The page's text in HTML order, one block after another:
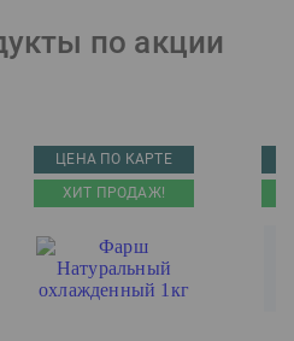
по акции
ЦЕНА ПО КАРТЕ
ХИТ ПРОДАЖ!